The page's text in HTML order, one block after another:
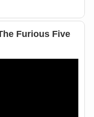
Furious Five